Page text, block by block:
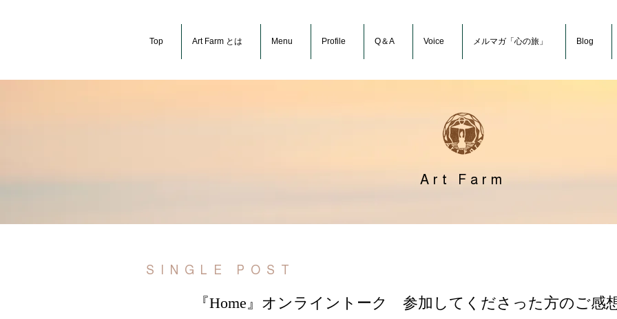
Top Art Farm とは Menu Profile Q＆A Voice メルマガ「心の旅」 Blog
Art Farm
SINGLE POST
『Home』オンライントーク 参加してくださった方のご感